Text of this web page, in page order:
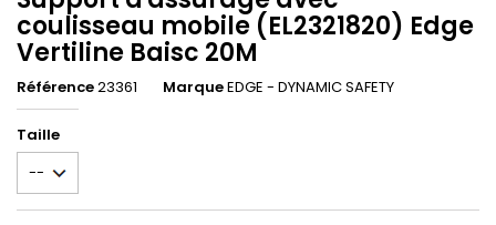
coulisseau mobile (EL2321820) Edge
Vertiline Baisc 20M
Référence23361 MarqueEDGE - DYNAMIC SAFETY
Taille